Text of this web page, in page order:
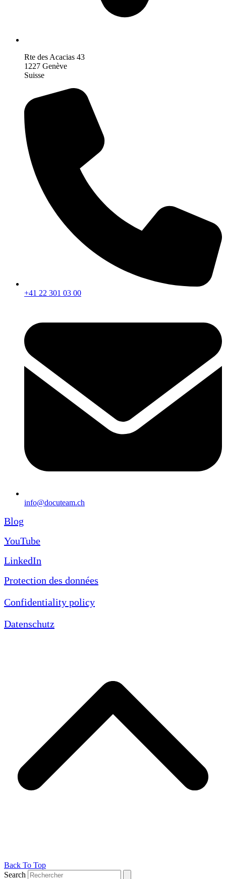
Rte des Acacias 43
1227 Genève
Suisse
+41 22 301 03 00
info@docuteam.ch
Blog
YouTube
LinkedIn
Protection des données
Confidentiality policy
Datenschutz
Back To Top
Search